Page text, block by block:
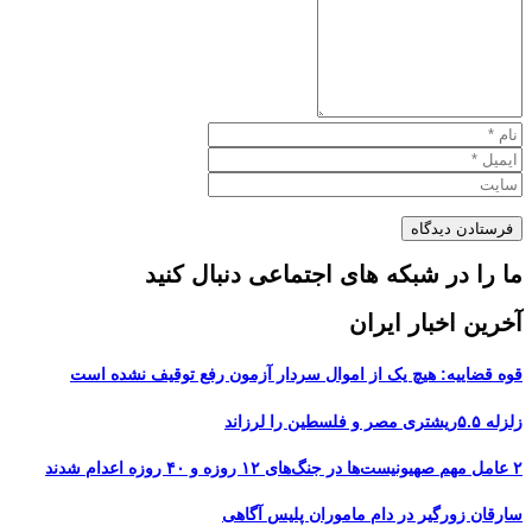
ما را در شبکه های اجتماعی دنبال کنید
آخرین اخبار ایران
قوه قضاییه: هیچ یک از اموال سردار آزمون رفع توقیف نشده است
زلزله ۵.۵ریشتری مصر و فلسطین را لرزاند
۲ عامل مهم صهیونیست‌ها در جنگ‌های ۱۲ روزه و ۴۰ روزه اعدام شدند
سارقان زورگیر در دام ماموران پلیس آگاهی